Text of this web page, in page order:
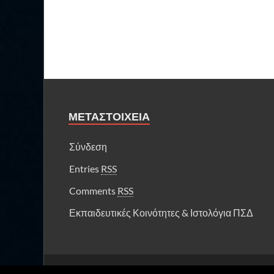
ΜΕΤΑΣΤΟΙΧΕΊΑ
Σύνδεση
Entries RSS
Comments RSS
Εκπαιδευτικές Κοινότητες & Ιστολόγια ΠΣΔ